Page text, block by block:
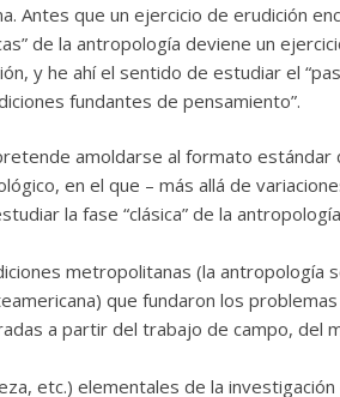
Antes que un ejercicio de erudición
de la antropología deviene un
y he ahí el sentido de estudiar el
fundantes de pensamiento”.
amoldarse al formato estándar
en el que – más allá de
la fase “clásica” de la
metropolitanas (la antropología
que fundaron los
a partir del trabajo de campo, del
etc.) elementales de la investigación